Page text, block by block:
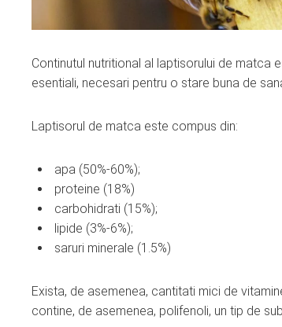
Continutul nutritional al laptisorului de matca
esentiali, necesari pentru o stare buna de
Laptisorul de matca este compus din:
apa (50%-60%);
proteine (18%)
carbohidrati (15%);
lipide (3%-6%);
saruri minerale (1.5%)
Exista, de asemenea, cantitati mici de
contine, de asemenea, polifenoli, un tip de